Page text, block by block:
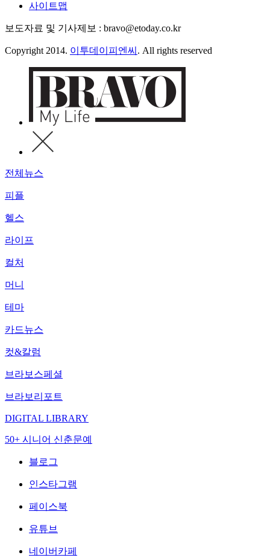
사이트맵
보도자료 및 기사제보 : bravo@etoday.co.kr
Copyright 2014. 이투데이피엔씨 . All rights reserved
전체뉴스
피플
헬스
라이프
컬처
머니
테마
카드뉴스
컷&칼럼
브라보스페셜
브라보리포트
DIGITAL LIBRARY
50+ 시니어 신춘문예
블로그
인스타그램
페이스북
유튜브
네이버카페